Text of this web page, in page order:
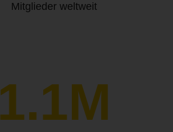
Mitglieder weltweit
1.1M